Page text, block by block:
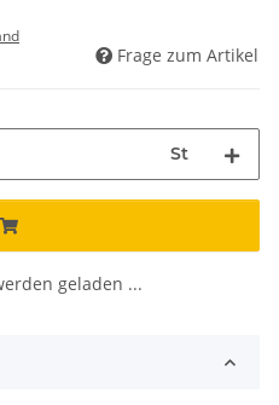
Frage zum Artikel
St
geladen ...